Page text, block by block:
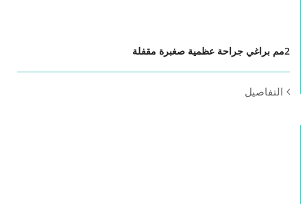
2مم براغي جراحة عظمية صغبرة مقفلة
التفاصيل